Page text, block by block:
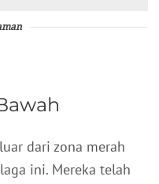
dari zona merah
ini. Mereka telah